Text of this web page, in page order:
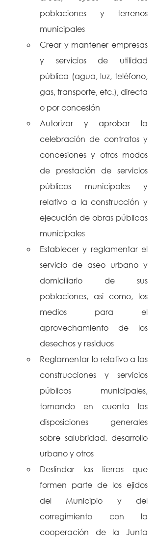
poblaciones y terrenos
municipales
Crear y mantener empresas
y servicios de utilidad
pública (agua, luz, teléfono,
gas, transporte, etc.), directa
o por concesión
Autorizar y aprobar la
celebración de contratos y
concesiones y otros modos
de prestación de servicios
públicos municipales y
relativo a la construcción y
ejecución de obras públicas
municipales
Establecer y reglamentar el
servicio de aseo urbano y
domiciliario de sus
poblaciones, así como, los
medios para el
aprovechamiento de los
desechos y residuos
Reglamentar lo relativo a las
construcciones y servicios
públicos municipales,
tomando en cuenta las
disposiciones generales
sobre salubridad. desarrollo
urbano y otros
Deslindar las tierras que
formen parte de los ejidos
del Municipio y del
corregimiento con la
cooperación de la Junta